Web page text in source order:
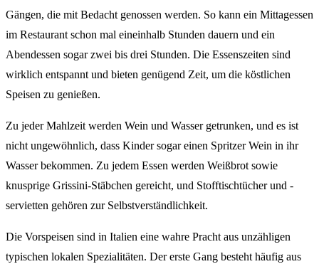
Gängen, die mit Bedacht genossen werden. So kann ein Mittagessen
im Restaurant schon mal eineinhalb Stunden dauern und ein
Abendessen sogar zwei bis drei Stunden. Die Essenszeiten sind
wirklich entspannt und bieten genügend Zeit, um die köstlichen
Speisen zu genießen.
Zu jeder Mahlzeit werden Wein und Wasser getrunken, und es ist
nicht ungewöhnlich, dass Kinder sogar einen Spritzer Wein in ihr
Wasser bekommen. Zu jedem Essen werden Weißbrot sowie
knusprige Grissini-Stäbchen gereicht, und Stofftischtücher und -
servietten gehören zur Selbstverständlichkeit.
Die Vorspeisen sind in Italien eine wahre Pracht aus unzähligen
typischen lokalen Spezialitäten. Der erste Gang besteht häufig aus